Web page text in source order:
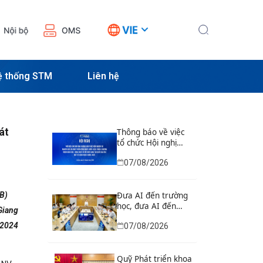
thống STM Liên hệ
Thông báo về việc
tổ chức Hội nghị
bản hướng dẫn
triển công nghệ
chiến lược thuộc
học, công nghệ và
công nghệ chiến
07/08/2026
Đưa AI đến trường
học, đưa AI đến
tạo, kết nối chuyên
07/08/2026
Quỹ Phát triển khoa